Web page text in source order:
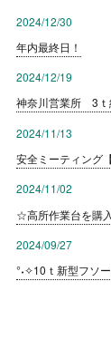
2024/12/30
年内最終日！
2024/12/19
神奈川営業所 3ｔ
2024/11/13
安全ミーティング
2024/11/02
☆高所作業台を購
2024/09/27
°˖✧10ｔ新型フソ